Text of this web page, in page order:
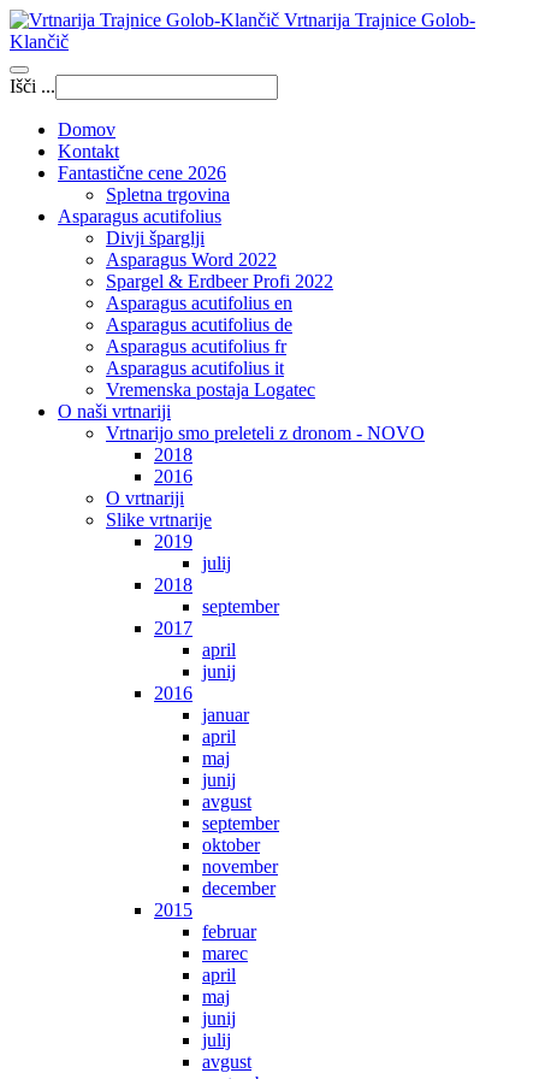
Vrtnarija Trajnice Golob-
Klančič
Išči ...
Domov
Kontakt
Fantastične cene 2026
Spletna trgovina
Asparagus acutifolius
Divji šparglji
Asparagus Word 2022
Spargel & Erdbeer Profi 2022
Asparagus acutifolius en
Asparagus acutifolius de
Asparagus acutifolius fr
Asparagus acutifolius it
Vremenska postaja Logatec
O naši vrtnariji
Vrtnarijo smo preleteli z dronom - NOVO
2018
2016
O vrtnariji
Slike vrtnarije
2019
julij
2018
september
2017
april
junij
2016
januar
april
maj
junij
avgust
september
oktober
november
december
2015
februar
marec
april
maj
junij
julij
avgust